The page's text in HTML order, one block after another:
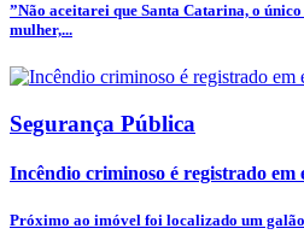
”Não aceitarei que Santa Catarina, o
mulher,...
Segurança Pública
Incêndio criminoso é registrado em
Próximo ao imóvel foi localizado um